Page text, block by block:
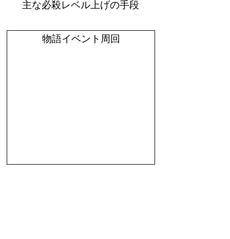
主な必殺レベル上げの手段
物語イベント周回